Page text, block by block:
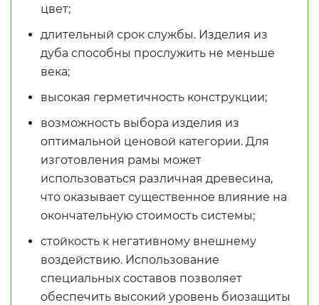
цвет;
длительный срок службы. Изделия из
дуба способны прослужить не меньше
века;
высокая герметичность конструкции;
возможность выбора изделия из
оптимальной ценовой категории. Для
изготовления рамы может
использоваться различная древесина,
что оказывает существенное влияние на
окончательную стоимость системы;
стойкость к негативному внешнему
воздействию. Использование
специальных составов позволяет
обеспечить высокий уровень биозащиты